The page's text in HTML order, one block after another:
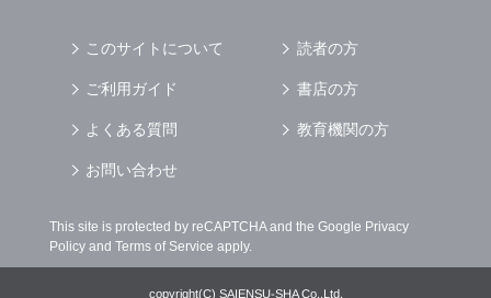
このサイトについて
ご利用ガイド
よくある質問
お問い合わせ
読者の方
書店の方
教育機関の方
This site is protected by reCAPTCHA and the Google Privacy
Policyand Terms of Service apply.
copyright(C) SAIENSU-SHA Co.,Ltd,